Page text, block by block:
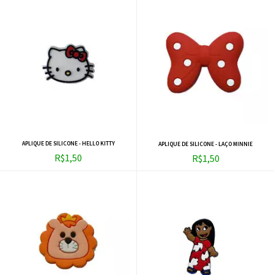
APLIQUE DE SILICONE - HELLO KITTY
R$1,50
APLIQUE DE SILICONE - LAÇO MINNIE
R$1,50